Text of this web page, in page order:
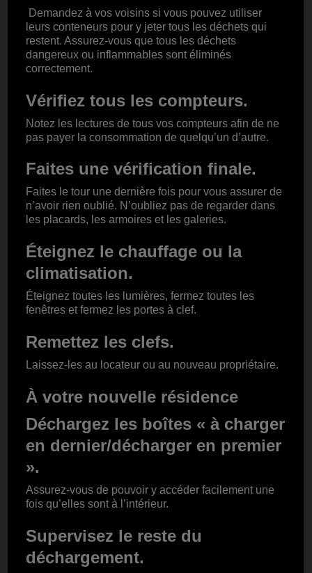
Demandez à vos voisins si vous pouvez utiliser
leurs conteneurs pour y jeter tous les déchets qui
restent. Assurez-vous que tous les déchets
dangereux ou inflammables sont éliminés
correctement.
Vérifiez tous les compteurs.
Notez les lectures de tous vos compteurs afin de ne
pas payer la consommation de quelqu’un d’autre.
Faites une vérification finale.
Faites le tour une dernière fois pour vous assurer de
n’avoir rien oublié. N’oubliez pas de regarder dans
les placards, les armoires et les galeries.
Éteignez le chauffage ou la
climatisation.
Éteignez toutes les lumières, fermez toutes les
fenêtres et fermez les portes à clef.
Remettez les clefs.
Laissez-les au locateur ou au nouveau propriétaire.
À votre nouvelle résidence
Déchargez les boîtes « à charger
en dernier/décharger en premier
».
Assurez-vous de pouvoir y accéder facilement une
fois qu’elles sont à l’intérieur.
Supervisez le reste du
déchargement.